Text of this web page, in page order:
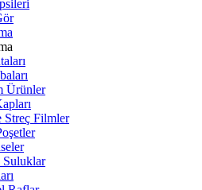
Ürünler
Streç Filmler
Suluklar